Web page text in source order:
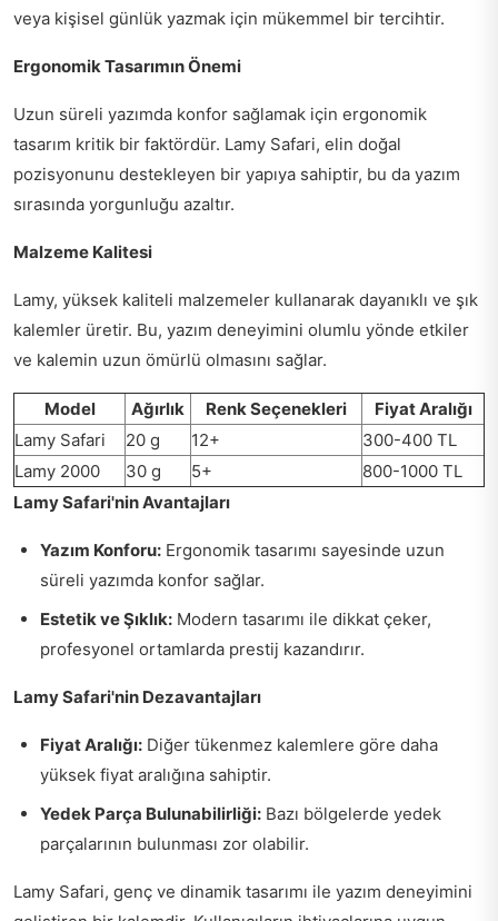
veya kişisel günlük yazmak için mükemmel bir tercihtir.
Ergonomik Tasarımın Önemi
Uzun süreli yazımda konfor sağlamak için ergonomik
tasarım kritik bir faktördür. Lamy Safari, elin doğal
pozisyonunu destekleyen bir yapıya sahiptir, bu da yazım
sırasında yorgunluğu azaltır.
Malzeme Kalitesi
Lamy, yüksek kaliteli malzemeler kullanarak dayanıklı ve şık
kalemler üretir. Bu, yazım deneyimini olumlu yönde etkiler
ve kalemin uzun ömürlü olmasını sağlar.
Model Ağırlık Renk Seçenekleri
Fiyat Aralığı
Lamy Safari
20 g 12+
300-400 TL
Lamy 2000
30 g 5+
800-1000 TL
Lamy Safari'nin Avantajları
Yazım Konforu: Ergonomik tasarımı sayesinde uzun
süreli yazımda konfor sağlar.
Estetik ve Şıklık: Modern tasarımı ile dikkat çeker,
profesyonel ortamlarda prestij kazandırır.
Lamy Safari'nin Dezavantajları
Fiyat Aralığı: Diğer tükenmez kalemlere göre daha
yüksek fiyat aralığına sahiptir.
Yedek Parça Bulunabilirliği: Bazı bölgelerde yedek
parçalarının bulunması zor olabilir.
Lamy Safari, genç ve dinamik tasarımı ile yazım deneyimini